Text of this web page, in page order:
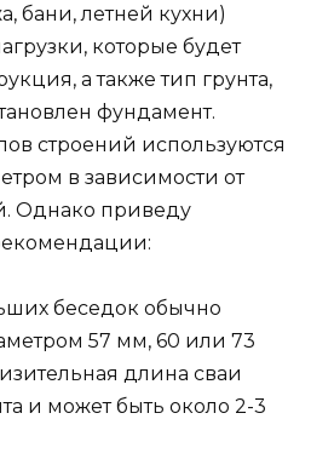
бани, летней кухни)
которые будет
а также тип грунта,
фундамент.
строений используются
в зависимости от
Однако приведу
беседок обычно
57 мм, 60 или 73
длина сваи
и может быть около 2-3